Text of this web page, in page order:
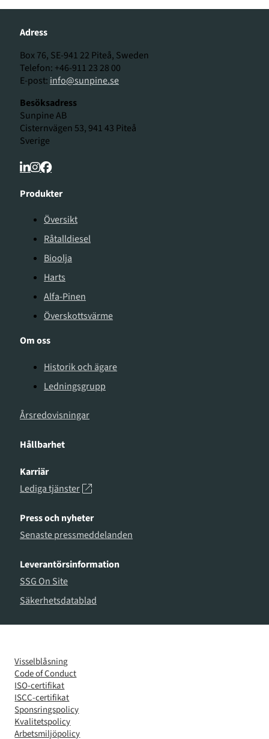
Adress
Box 76, SE-941 22 Piteå, Sweden
Telefon: +46-911 23 28 00
E-post: info@sunpine.se
Besöksadress
Sunpine AB
Cisternvägen 53, 941 43 Piteå
Sverige
Produkter
Översikt
Råtalldiesel
Bioolja
Harts
Alfa-Pinen
Överskottsvärme
Om oss
Historik och ägare
Ledningsgrupp
Årsredovisningar
Hållbarhet
Karriär
Lediga tjänster
Press och nyheter
Senaste pressmeddelanden
Leverantörsinformation
SSG On Site
Säkerhetsdatablad
Visselblåsning
Code of Conduct
ISO-certifikat
ISCC-certifikat
Sponsringspolicy
Kvalitetspolicy
Arbetsmiljöpolicy